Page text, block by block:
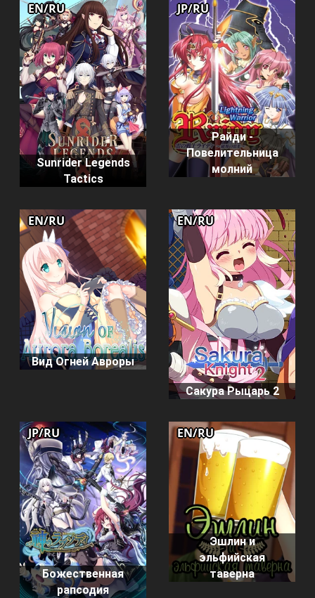
Sunrider Legends
Tactics
EN/RU
Райди -
Повелительница
молний
JP/RU
Вид Огней Авроры
EN/RU
Сакура Рыцарь 2
EN/RU
Божественная
рапсодия
JP/RU
Эшлин и
эльфийская
таверна
EN/RU